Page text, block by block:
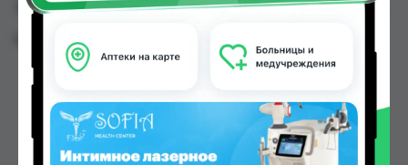
TJS в Душанбе и других городах Таджикистана
Цена: от175.00 TJS